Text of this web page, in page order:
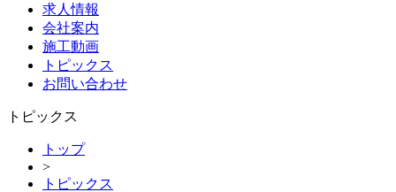
求人情報
会社案内
施工動画
トピックス
お問い合わせ
トピックス
トップ
>
トピックス